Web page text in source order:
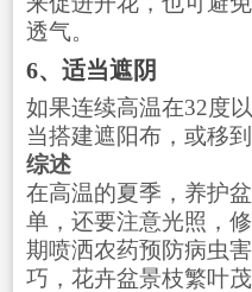
透气。
6、适当遮阴
如果连续高温在32度
当搭建遮阳布，或移
综述
在高温的夏季，养护
单，还要注意光照，
期喷洒农药预防病虫
巧，花卉盆景枝繁叶茂